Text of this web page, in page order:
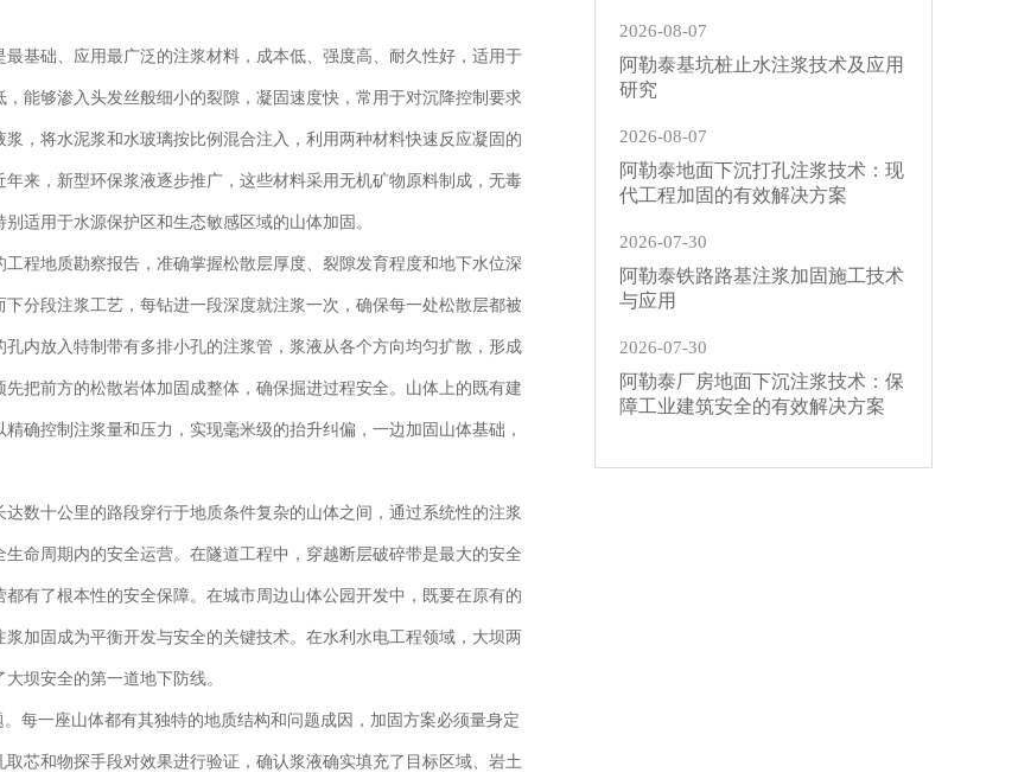
基础、应用最广泛的注浆材料，成本低、强度高、耐久性好，适用于
能够渗入头发丝般细小的裂隙，凝固速度快，常用于对沉降控制要求
，将水泥浆和水玻璃按比例混合注入，利用两种材料快速反应凝固的
来，新型环保浆液逐步推广，这些材料采用无机矿物原料制成，无毒
适用于水源保护区和生态敏感区域的山体加固。
程地质勘察报告，准确掌握松散层厚度、裂隙发育程度和地下水位深
分段注浆工艺，每钻进一段深度就注浆一次，确保每一处松散层都被
内放入特制带有多排小孔的注浆管，浆液从各个方向均匀扩散，形成
把前方的松散岩体加固成整体，确保掘进过程安全。山体上的既有建
确控制注浆量和压力，实现毫米级的抬升纠偏，一边加固山体基础，
数十公里的路段穿行于地质条件复杂的山体之间，通过系统性的注浆
命周期内的安全运营。在隧道工程中，穿越断层破碎带是最大的安全
有了根本性的安全保障。在城市周边山体公园开发中，既要在原有的
加固成为平衡开发与安全的关键技术。在水利水电工程领域，大坝两
坝安全的第一道地下防线。
每一座山体都有其独特的地质结构和问题成因，加固方案必须量身定
芯和物探手段对效果进行验证，确认浆液确实填充了目标区域、岩土
2026-08-07
阿勒泰基坑桩止水注浆技术及应用
研究
2026-08-07
阿勒泰地面下沉打孔注浆技术：现
代工程加固的有效解决方案
2026-07-30
阿勒泰铁路路基注浆加固施工技术
与应用
2026-07-30
阿勒泰厂房地面下沉注浆技术：保
障工业建筑安全的有效解决方案